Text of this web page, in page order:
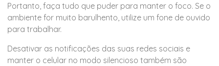
Portanto, faça tudo que puder para manter o foco. Se o
ambiente for muito barulhento, utilize um fone de ouvido
para trabalhar.
Desativar as notificações das suas redes sociais e
manter o celular no modo silencioso também são